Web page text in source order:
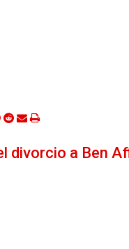
Pinterest
RedditShare
Email
Print
divorcio a Ben